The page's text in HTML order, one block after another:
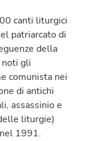
canti liturgici
patriarcato di
della
noti gli
comunista nei
di antichi
assassinio e
liturgie)
1991.